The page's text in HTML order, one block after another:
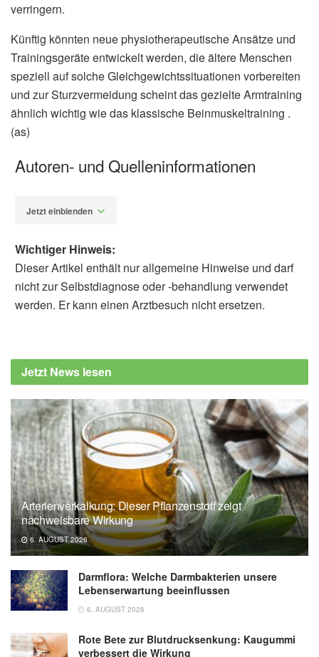
verringern.
Künftig könnten neue physiotherapeutische Ansätze und
Trainingsgeräte entwickelt werden, die ältere Menschen
speziell auf solche Gleichgewichtssituationen vorbereiten
und zur Sturzvermeidung scheint das gezielte Armtraining
ähnlich wichtig wie das klassische Beinmuskeltraining .
(as)
Autoren- und Quelleninformationen
Jetzt einblenden
Lee-Confer: Age-Related differences in arm
acceleration and center of mass control
(veröffentlicht 06.05.2025),Scientific Reports
University of Arizona Health Sciences:
Slower arm movements linked to greater fall
risk for older adults (veröffentlicht
01.07.2025),University of Arizona Health
Sciences
Wichtiger Hinweis:
Dieser Artikel enthält nur allgemeine Hinweise und darf
nicht zur Selbstdiagnose oder -behandlung verwendet
werden. Er kann einen Arztbesuch nicht ersetzen.
Jetzt News lesen
Arterienverkalkung: Dieser Pflanzenstoff zeigt
nachweisbare Wirkung
6. AUGUST 2026
Darmflora: Welche Darmbakterien unsere
Lebenserwartung beeinflussen
6. AUGUST 2026
Rote Bete zur Blutdrucksenkung: Kaugummi
verbessert die Wirkung